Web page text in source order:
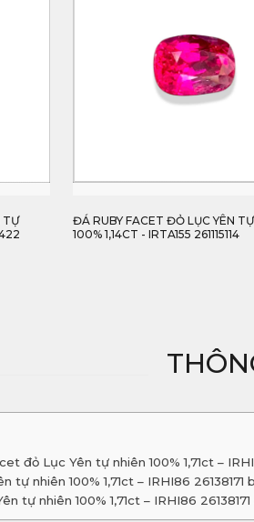
ĐÁ RUBY FACET HỒNG TỰ
1,17CT - IRHT45 26130117
đỏ Lục Yên tự nhiên 100% 1,71ct –
tự nhiên 100% 1,71ct – IRHI86 26138171
tự nhiên 100% 1,71ct – IRHI86 26138171